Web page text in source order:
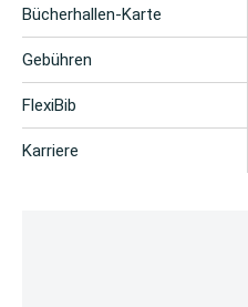
Bücherhallen-Karte
Gebühren
FlexiBib
Karriere